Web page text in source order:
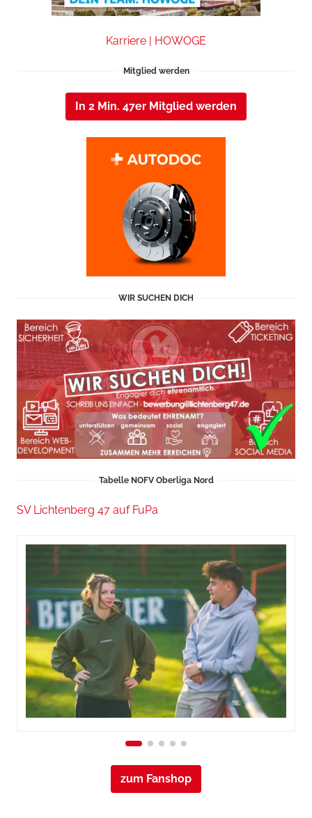
Karriere | HOWOGE
Mitglied werden
In 2 Min. 47er Mitglied werden
WIR SUCHEN DICH
Tabelle NOFV Oberliga Nord
SV Lichtenberg 47 auf FuPa
zum Fanshop